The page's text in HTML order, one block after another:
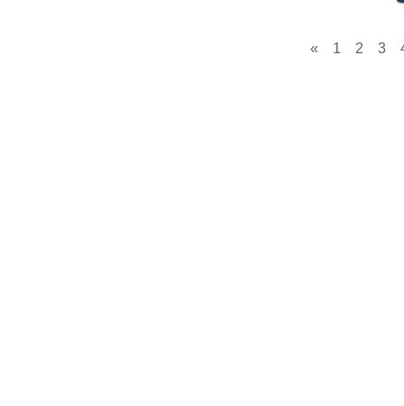
« 1 2 3